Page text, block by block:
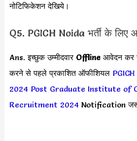
नोटिफिकेशन देखिये।
Q5. PGICH Noida भर्ती के
Ans. इच्छुक उम्मीदवार Offline आवेदन कर
करने से पहले प्रकाशित ऑफीशियल
2024 Post Graduate Institute of
Recruitment 2024 Notification